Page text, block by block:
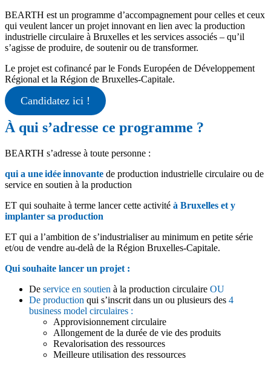
BEARTH est un programme d’accompagnement pour celles et ceux
qui veulent lancer un projet innovant en lien avec la production
industrielle circulaire à Bruxelles et les services associés – qu’il
s’agisse de produire, de soutenir ou de transformer.
Le projet est cofinancé par le Fonds Européen de Développement
Régional et la Région de Bruxelles-Capitale.
Candidatez ici !
À qui s’adresse ce programme ?
BEARTH s’adresse à toute personne :
qui a une idéeinnovante de production industrielle circulaire ou de
service en soutien à la production
ET qui souhaite à terme lancer cette activité à Bruxelles et y
implanter sa production
ET qui a l’ambition de s’industrialiser au minimum en petite série
et/ou de vendre au-delà de la Région Bruxelles-Capitale.
Qui souhaite lancer un projet :
De service en soutien à la production circulaire OU
De production qui s’inscrit dans un ou plusieurs des 4
business model circulaires :
Approvisionnement circulaire
Allongement de la durée de vie des produits
Revalorisation des ressources
Meilleure utilisation des ressources